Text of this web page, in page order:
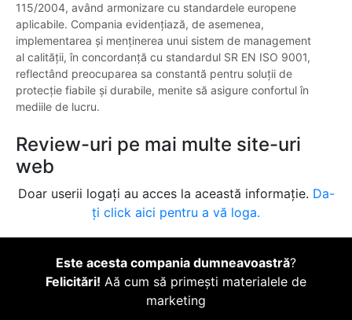
115/2004, având armonizare cu standardele europene
aplicabile. Compania evidențiază, de asemenea,
implementarea și menținerea unui sistem de management
al calității, în concordanță cu standardul SR EN ISO 9001,
reflectând preocuparea sa constantă pentru soluții de
protecție fiabile și durabile, menite să asigure confortul în
mediile de lucru.
Review-uri pe mai multe site-uri
web
Doar userii logați au acces la această informație. Da-
ți click aici pentru a vă loga.
Este acesta compania dumneavoastră?
Felicitări! Aă cum să primești materialele de
marketing